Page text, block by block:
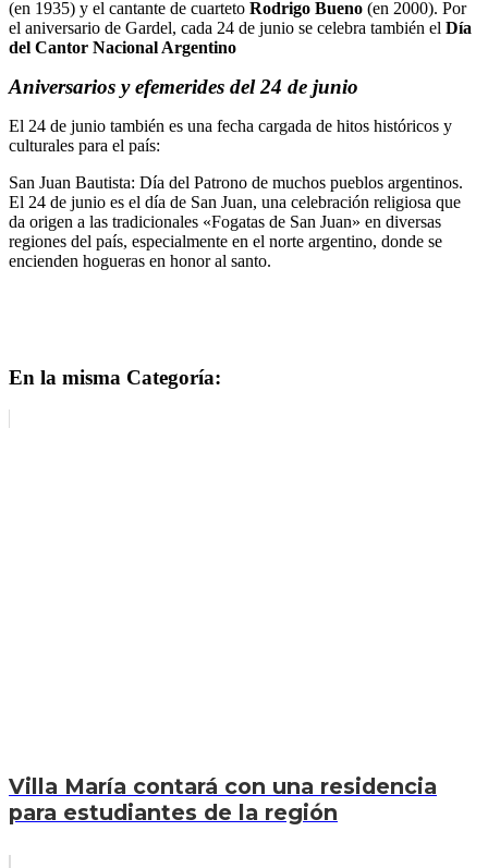
(en 1935) y el cantante de cuarteto Rodrigo Bueno (en 2000). Por
el aniversario de Gardel, cada 24 de junio se celebra también el Día
del Cantor Nacional Argentino
Aniversarios y efemerides del 24 de junio
El 24 de junio también es una fecha cargada de hitos históricos y
culturales para el país:
San Juan Bautista: Día del Patrono de muchos pueblos argentinos.
El 24 de junio es el día de San Juan, una celebración religiosa que
da origen a las tradicionales «Fogatas de San Juan» en diversas
regiones del país, especialmente en el norte argentino, donde se
encienden hogueras en honor al santo.
En la misma Categoría:
Villa María contará con una residencia
para estudiantes de la región